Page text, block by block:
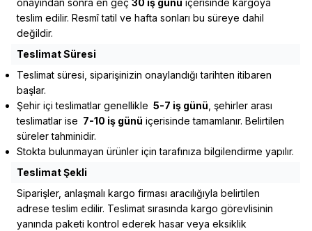
onayından sonra en geç 30 iş günü içerisinde kargoya
teslim edilir. Resmî tatil ve hafta sonları bu süreye dahil
değildir.
Teslimat Süresi
Teslimat süresi, siparişinizin onaylandığı tarihten itibaren
başlar.
Şehir içi teslimatlar genellikle 5-7 iş günü , şehirler arası
teslimatlar ise 7-10 iş günü içerisinde tamamlanır. Belirtilen
süreler tahminidir.
Stokta bulunmayan ürünler için tarafınıza bilgilendirme yapılır.
Teslimat Şekli
Siparişler, anlaşmalı kargo firması aracılığıyla belirtilen
adrese teslim edilir. Teslimat sırasında kargo görevlisinin
yanında paketi kontrol ederek hasar veya eksiklik